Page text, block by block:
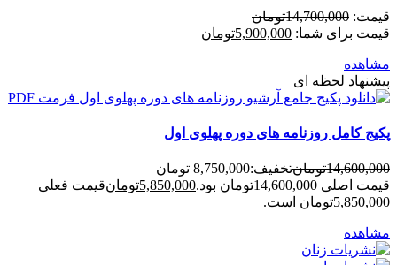
قیمت: 14,700,000تومان
قیمت برای شما: 5,900,000تومان
مشاهده
پیشنهاد لحظه ای
پکیج کامل روزنامه های دوره پهلوی اول
14,600,000تومانتخفیف:8,750,000 تومان
قیمت اصلی 14,600,000تومان بود.
5,850,000تومانقیمت فعلی
5,850,000تومان است.
مشاهده